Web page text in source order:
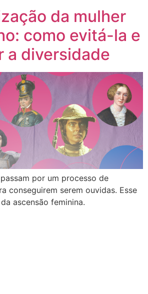
da mulher
como evitá-la e
a diversidade
por um processo de
conseguirem serem ouvidas. Esse
ascensão feminina.